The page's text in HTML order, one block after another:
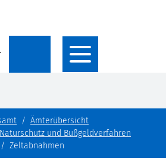
Ämterübersicht
und Bußgeldverfahren
Zeltabnahmen